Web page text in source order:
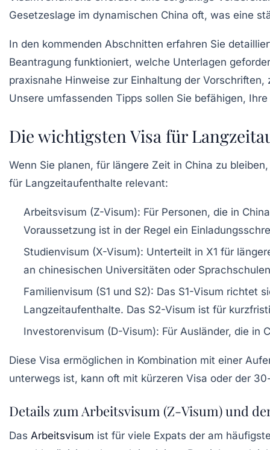
Gesetzeslage im dynamischen China oft, was eine
In den kommenden Abschnitten erfahren Sie
Beantragung funktioniert, welche Unterlagen
praxisnahe Hinweise zur Einhaltung der
Unsere umfassenden Tipps sollen Sie befähigen,
Die wichtigsten Visa für
Wenn Sie planen, für längere Zeit in China zu
für Langzeitaufenthalte relevant:
Arbeitsvisum (Z-Visum): Für Personen, die in
Voraussetzung ist in der Regel ein
Studienvisum (X-Visum): Unterteilt in X1 für
an chinesischen Universitäten oder
Familienvisum (S1 und S2): Das S1-Visum richtet
Langzeitaufenthalte. Das S2-Visum ist für
Investorenvisum (D-Visum): Für Ausländer, die in
Diese Visa ermöglichen in Kombination mit einer
unterwegs ist, kann oft mit kürzeren Visa oder der
Details zum Arbeitsvisum (Z-Visum) und
Das Arbeitsvisum ist für viele Expats der am